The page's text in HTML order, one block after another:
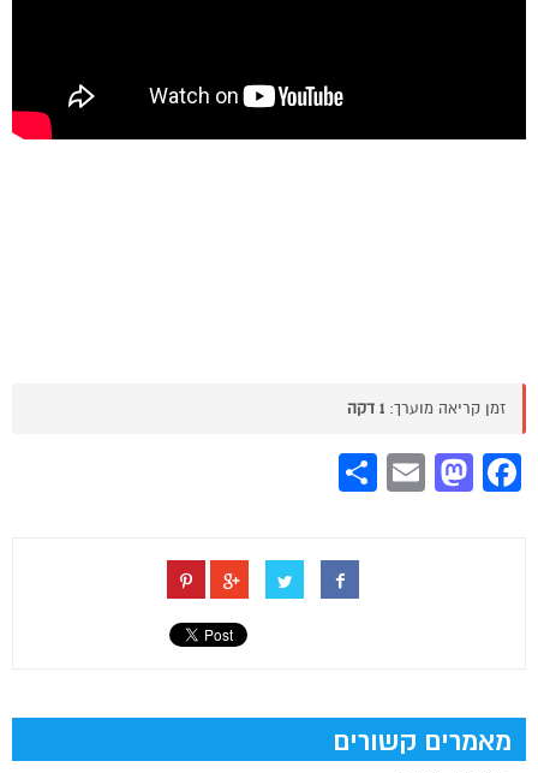
זמן קריאה מוערך: 1 דקה
Facebook
Mastodon
Email
מאמרים קשורים